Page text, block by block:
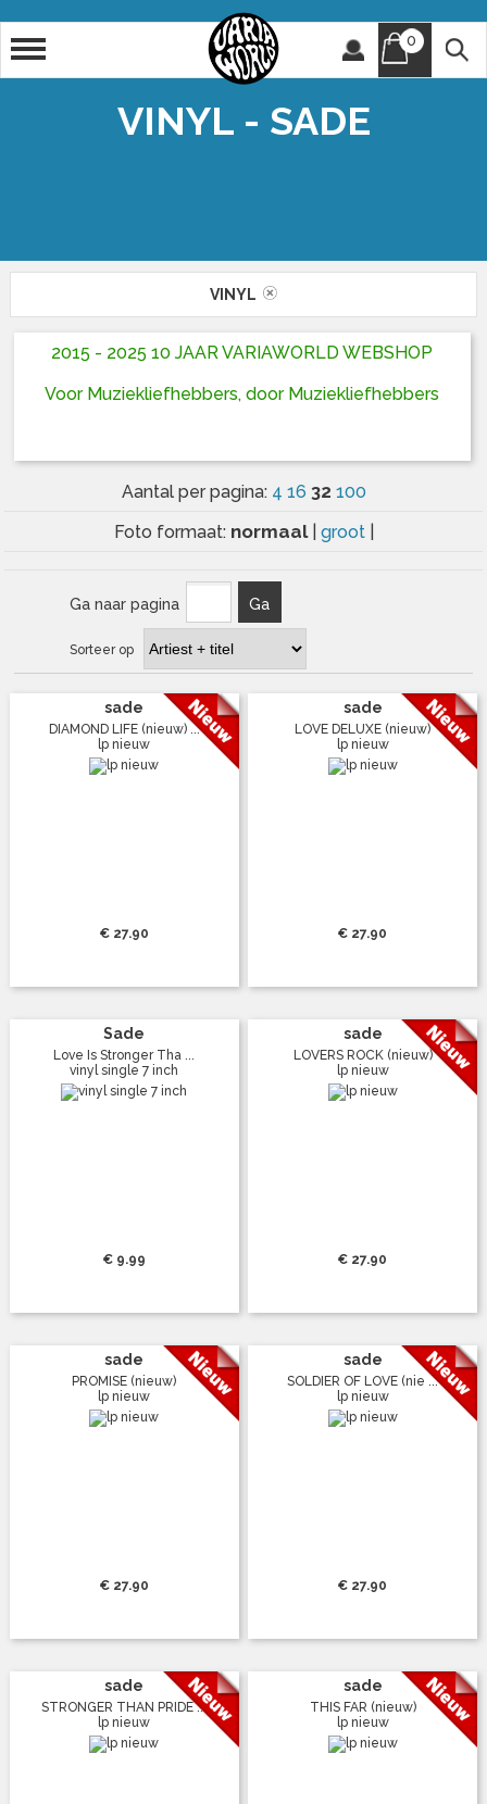
0
VINYL - SADE
VINYL
2015 - 2025 10 JAAR VARIAWORLD WEBSHOP
Voor Muziekliefhebbers, door Muziekliefhebbers
Aantal per pagina: 4 16 32 100
Foto formaat: normaal groot
Ga naar pagina Ga
Sorteer op
sade
DIAMOND LIFE (nieuw) ...
lp nieuw
€ 27.90
sade
LOVE DELUXE (nieuw)
lp nieuw
€ 27.90
Sade
Love Is Stronger Tha ...
vinyl single 7 inch
€ 9.99
sade
LOVERS ROCK (nieuw)
lp nieuw
€ 27.90
sade
PROMISE (nieuw)
lp nieuw
€ 27.90
sade
SOLDIER OF LOVE (nie ...
lp nieuw
€ 27.90
sade
STRONGER THAN PRIDE ...
lp nieuw
sade
THIS FAR (nieuw)
lp nieuw